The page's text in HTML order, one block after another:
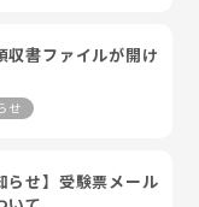
収書ファイルが開け
せ
らせ】受験票メール